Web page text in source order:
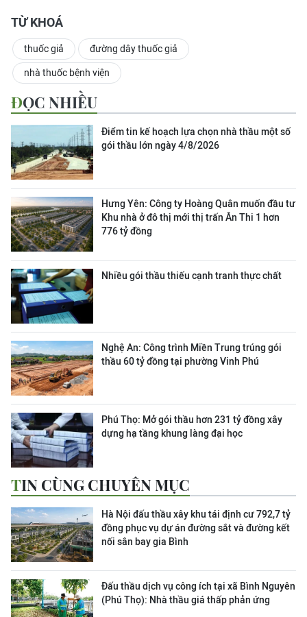
TỪ KHOÁ
thuốc giả đường dây thuốc giả
nhà thuốc bệnh viện
ĐỌC NHIỀU
Điểm tin kế hoạch lựa chọn nhà thầu một số
gói thầu lớn ngày 4/8/2026
Hưng Yên: Công ty Hoàng Quân muốn đầu tư
Khu nhà ở đô thị mới thị trấn Ân Thi 1 hơn
776 tỷ đồng
Nhiều gói thầu thiếu cạnh tranh thực chất
Nghệ An: Công trình Miền Trung trúng gói
thầu 60 tỷ đồng tại phường Vinh Phú
Phú Thọ: Mở gói thầu hơn 231 tỷ đồng xây
dựng hạ tầng khung làng đại học
TIN CÙNG CHUYÊN MỤC
Hà Nội đấu thầu xây khu tái định cư 792,7 tỷ
đồng phục vụ dự án đường sắt và đường kết
nối sân bay gia Bình
Đấu thầu dịch vụ công ích tại xã Bình Nguyên
(Phú Thọ): Nhà thầu giá thấp phản ứng